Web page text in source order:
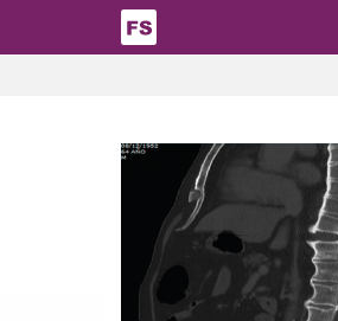
Pasar al contenido principal